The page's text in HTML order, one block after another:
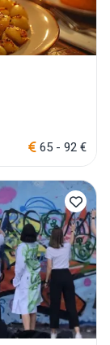
65 - 92 €